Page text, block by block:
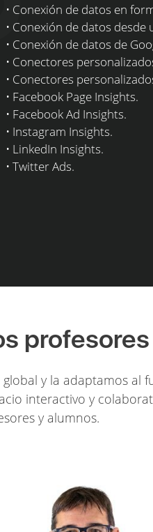
Conexión de datos en
Conexión de datos desde
Conexión de datos de
Conectores
Conectores
Facebook Page Insights.
Facebook Ad Insights.
Instagram Insights.
LinkedIn Insights.
Twitter Ads.
profesores
y la adaptamos al
interactivo y
y alumnos.